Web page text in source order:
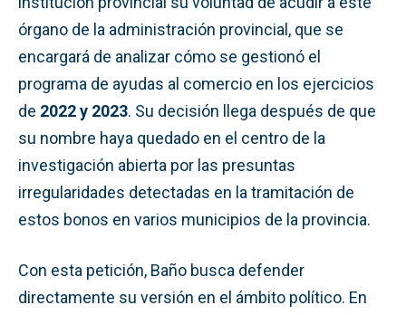
órgano de la administración provincial, que se
encargará de analizar cómo se gestionó el
programa de ayudas al comercio en los ejercicios
de 2022 y 2023. Su decisión llega después de que
su nombre haya quedado en el centro de la
investigación abierta por las presuntas
irregularidades detectadas en la tramitación de
estos bonos en varios municipios de la provincia.
Con esta petición, Baño busca defender
directamente su versión en el ámbito político. En